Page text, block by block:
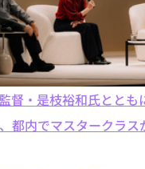
・是枝裕和氏ととも
都内でマスタークラ